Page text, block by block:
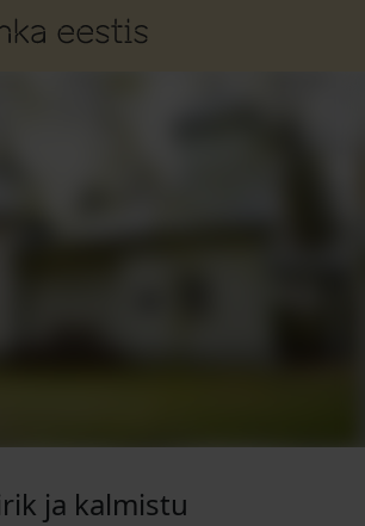
ja kalmistu